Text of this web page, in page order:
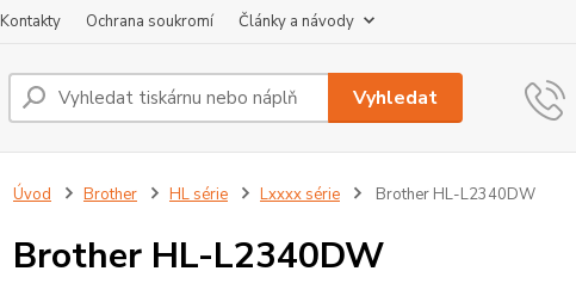
Kontakty Ochrana soukromí Články a návody
Vyhledat
Úvod Brother HL série Lxxxx série Brother HL-L2340DW
Brother HL-L2340DW